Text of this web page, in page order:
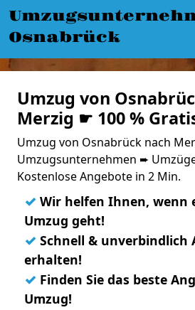
Osnabrück
Umzug von
Merzig ☛ 100 %
Umzug von Osnabrück nach
Umzugsunternehmen ➨
Kostenlose Angebote in 2 Min.
✓ Wir helfen Ihnen, wenn
Umzug geht!
✓ Schnell & unverbindlich
erhalten!
✓ Finden Sie das beste
Umzug!